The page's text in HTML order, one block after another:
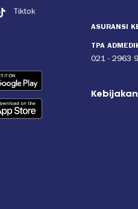
Tiktok
ASURANSI
TPA
021 - 2963